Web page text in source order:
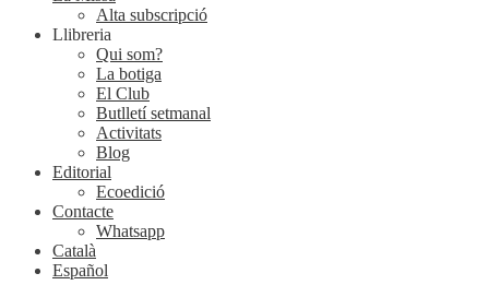
Alta subscripció
Llibreria
Qui som?
La botiga
El Club
Butlletí setmanal
Activitats
Blog
Editorial
Ecoedició
Contacte
Whatsapp
Català
Español